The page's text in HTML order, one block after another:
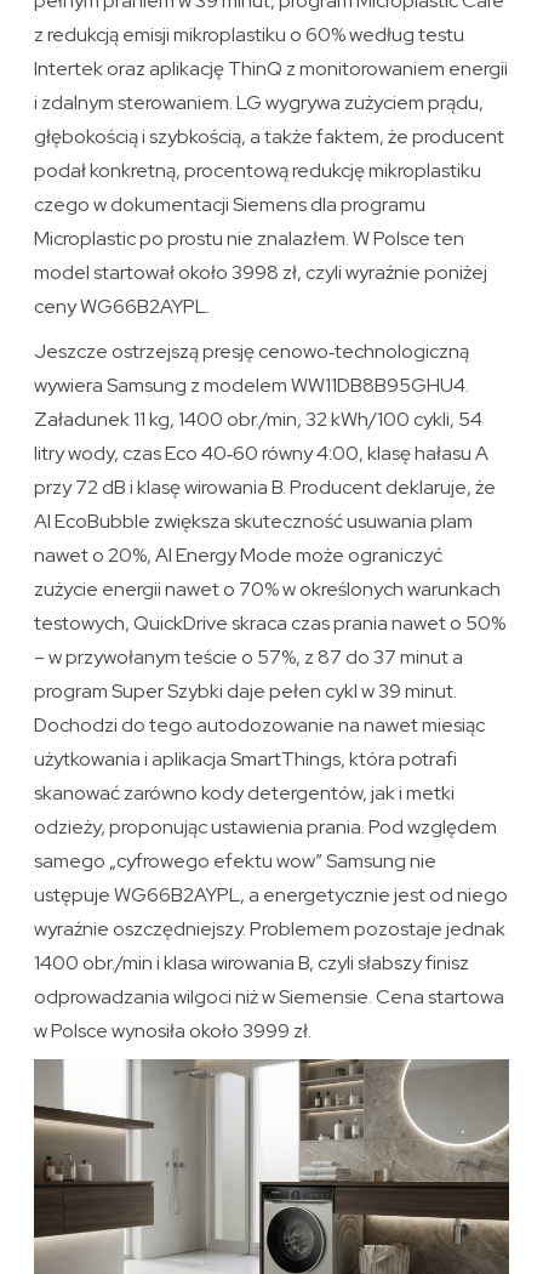
z redukcją emisji mikroplastiku o 60% według testu
Intertek oraz aplikację ThinQ z monitorowaniem energii
i zdalnym sterowaniem. LG wygrywa zużyciem prądu,
głębokością i szybkością, a także faktem, że producent
podał konkretną, procentową redukcję mikroplastiku
czego w dokumentacji Siemens dla programu
Microplastic po prostu nie znalazłem. W Polsce ten
model startował około 3998 zł, czyli wyraźnie poniżej
ceny WG66B2AYPL.
Jeszcze ostrzejszą presję cenowo‑technologiczną
wywiera Samsung z modelem WW11DB8B95GHU4.
Załadunek 11 kg, 1400 obr./min, 32 kWh/100 cykli, 54
litry wody, czas Eco 40‑60 równy 4:00, klasę hałasu A
przy 72 dB i klasę wirowania B. Producent deklaruje, że
AI EcoBubble zwiększa skuteczność usuwania plam
nawet o 20%, AI Energy Mode może ograniczyć
zużycie energii nawet o 70% w określonych warunkach
testowych, QuickDrive skraca czas prania nawet o 50%
– w przywołanym teście o 57%, z 87 do 37 minut a
program Super Szybki daje pełen cykl w 39 minut.
Dochodzi do tego autodozowanie na nawet miesiąc
użytkowania i aplikacja SmartThings, która potrafi
skanować zarówno kody detergentów, jak i metki
odzieży, proponując ustawienia prania. Pod względem
samego „cyfrowego efektu wow” Samsung nie
ustępuje WG66B2AYPL, a energetycznie jest od niego
wyraźnie oszczędniejszy. Problemem pozostaje jednak
1400 obr./min i klasa wirowania B, czyli słabszy finisz
odprowadzania wilgoci niż w Siemensie. Cena startowa
w Polsce wynosiła około 3999 zł.